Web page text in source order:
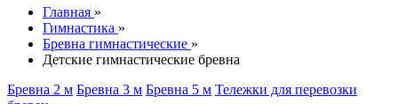
Главная »
Гимнастика »
Бревна гимнастические »
Детские гимнастические бревна
Бревна 2 м Бревна 3 м Бревна 5 м Тележки для перевозки